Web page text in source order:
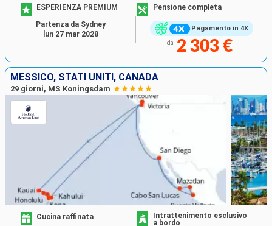
Pagamento in 4X
ESPERIENZA PREMIUM Pensione completa
da 2 303 €
Partenza da Sydney
lun 27 mar 2028
MESSICO, STATI UNITI, CANADA
29 giorni, MS Koningsdam
Cucina raffinata
Intrattenimento esclusivo
a bordo